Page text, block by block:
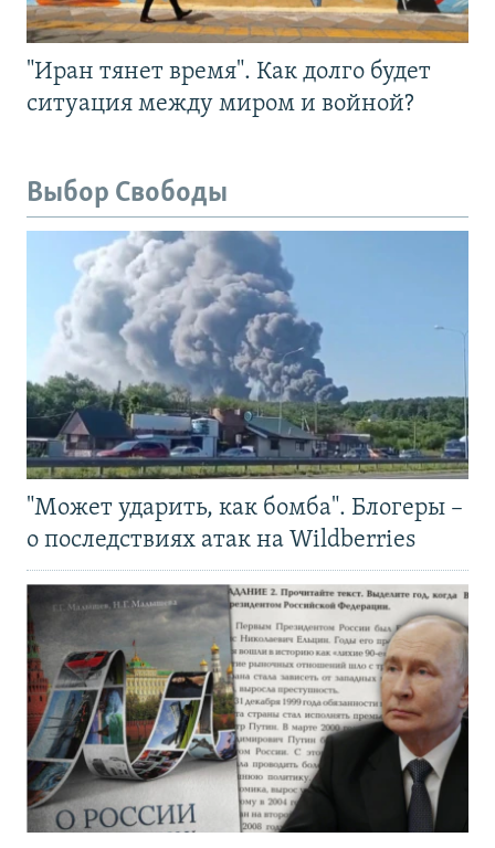
"Иран тянет время". Как долго будет
ситуация между миром и войной?
Выбор Свободы
"Может ударить, как бомба". Блогеры –
о последствиях атак на Wildberries